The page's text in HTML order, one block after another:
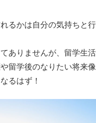
るかは自分の気持ちと
ありませんが、留学生
留学後のなりたい将来
るはず！